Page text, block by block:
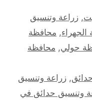
,زراعة وتنسيق
, محافظة
حولي, محافظة
,زراعة وتنسيق
وتنسيق حدائق في